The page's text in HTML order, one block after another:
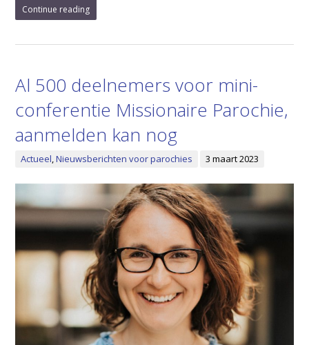
Continue reading
Al 500 deelnemers voor mini-
conferentie Missionaire Parochie,
aanmelden kan nog
Actueel,Nieuwsberichten voor parochies 3 maart 2023